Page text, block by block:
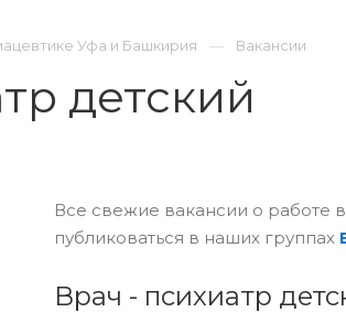
Уфа и Башкирия Вакансии
детский
Все свежие вакансии о работе
публиковаться в наших группах
Врач - психиатр